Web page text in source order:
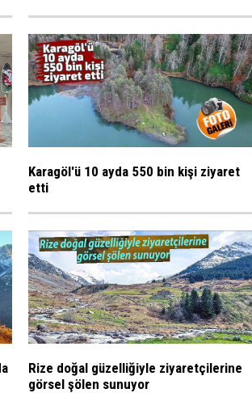
Karagöl'ü 10 ayda 550 bin kişi ziyaret
etti
Rize doğal güzelliğiyle ziyaretçilerine
görsel şölen sunuyor